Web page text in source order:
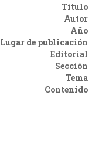
Título
Autor
Año
Lugar de publicación
Editorial
Sección
Tema
Contenido